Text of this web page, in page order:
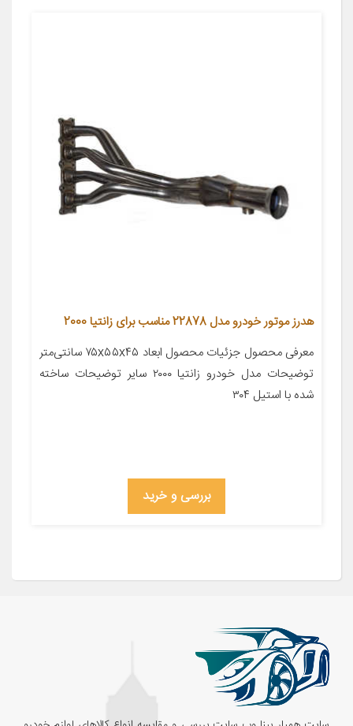
هدرز موتور خودرو مدل 22878 مناسب برای زانتیا 2000
معرفی محصول جزئیات محصول ابعاد ۷۵x۵۵x۴۵ سانتی‌متر
توضیحات مدل خودرو زانتیا ۲۰۰۰ سایر توضیحات ساخته
شده با استیل ۳۰۴
بررسی و خرید